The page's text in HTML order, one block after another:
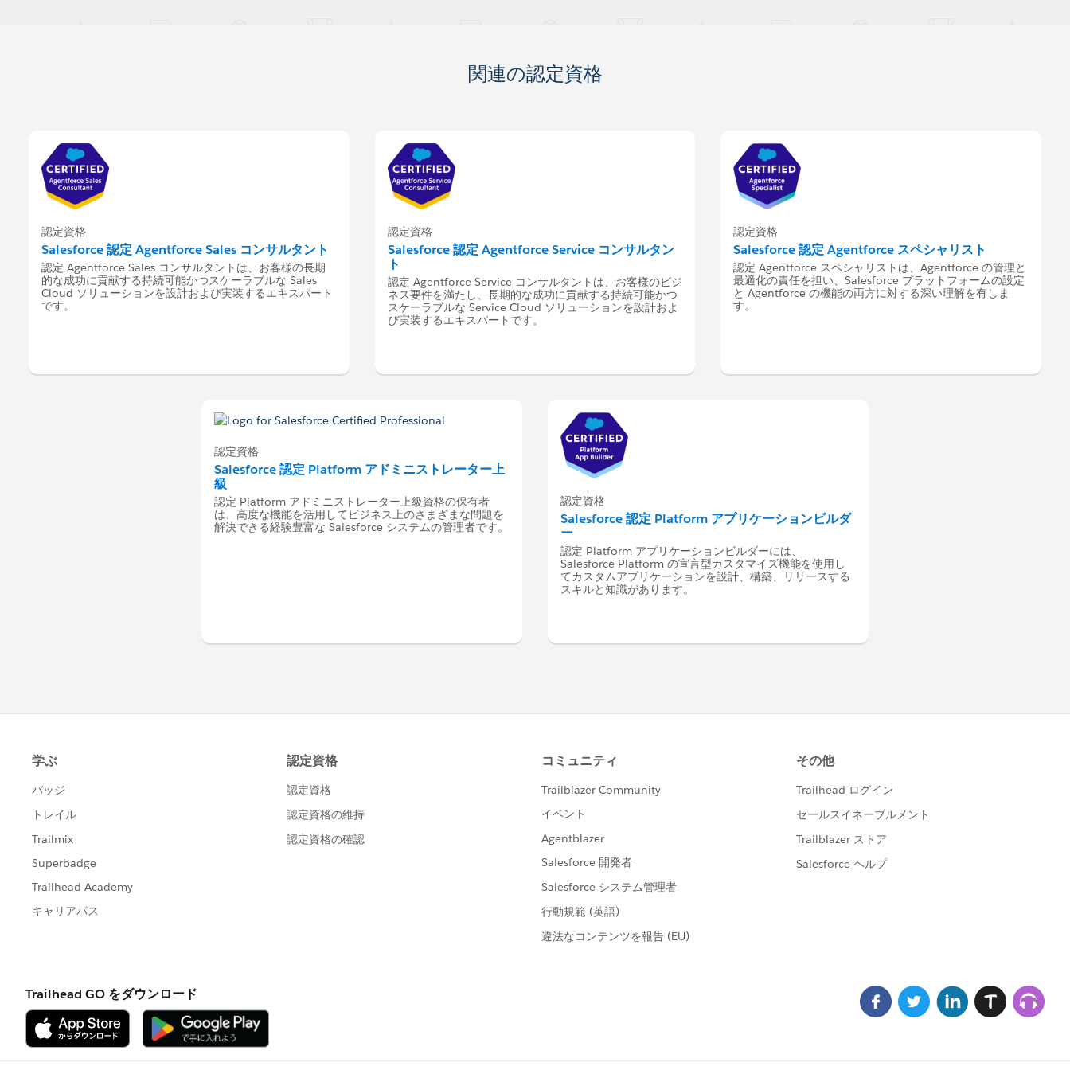
関連の認定資格
認定資格
Salesforce 認定 Agentforce Sales コンサルタント
認定 Agentforce Sales コンサルタントは、お客様の長期
的な成功に貢献する持続可能かつスケーラブルな Sales
Cloud ソリューションを設計および実装するエキスパート
です。
認定資格
Salesforce 認定 Agentforce Service コンサルタン
ト
認定 Agentforce Service コンサルタントは、お客様のビジ
ネス要件を満たし、長期的な成功に貢献する持続可能かつ
スケーラブルな Service Cloud ソリューションを設計およ
び実装するエキスパートです。
認定資格
Salesforce 認定 Agentforce スペシャリスト
認定 Agentforce スペシャリストは、Agentforce の管理と
最適化の責任を担い、Salesforce プラットフォームの設定
と Agentforce の機能の両方に対する深い理解を有しま
す。
認定資格
Salesforce 認定 Platform アドミニストレーター上
級
認定 Platform アドミニストレーター上級資格の保有者
は、高度な機能を活用してビジネス上のさまざまな問題を
解決できる経験豊富な Salesforce システムの管理者です。
認定資格
Salesforce 認定 Platform アプリケーションビルダ
ー
認定 Platform アプリケーションビルダーには、
Salesforce Platform の宣言型カスタマイズ機能を使用し
てカスタムアプリケーションを設計、構築、リリースする
スキルと知識があります。